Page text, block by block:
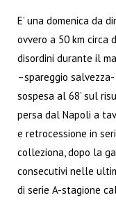
E’ una domenica da
ovvero a 50 km circa
disordini durante il
–spareggio
sospesa al 68’ sul
persa dal Napoli a
e retrocessione in
colleziona, dopo la
consecutivi nelle
di serie A-stagione